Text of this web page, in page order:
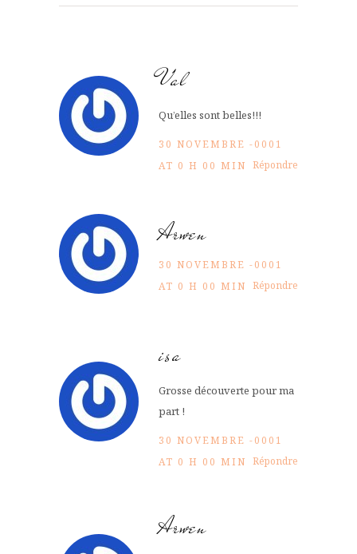
Val
Qu’elles sont belles!!!
30 NOVEMBRE -0001
AT 0 H 00 MIN Répondre
Arwen
30 NOVEMBRE -0001
AT 0 H 00 MIN Répondre
isa
Grosse découverte pour ma
part !
30 NOVEMBRE -0001
AT 0 H 00 MIN Répondre
Arwen